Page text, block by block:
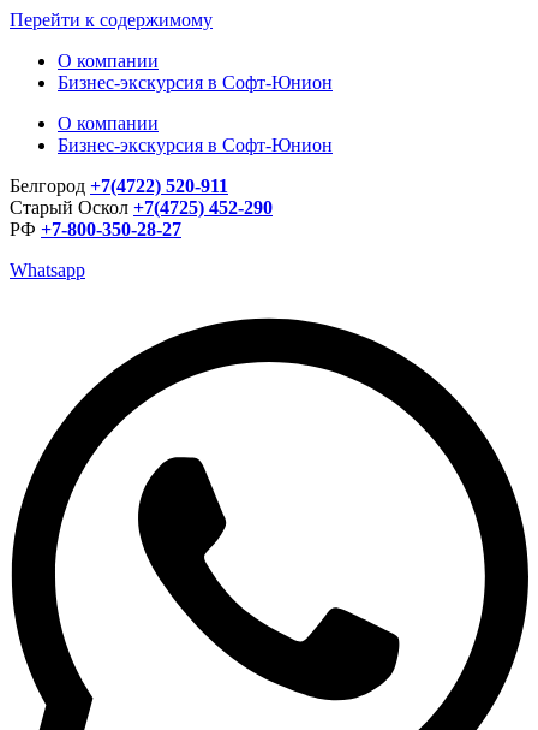
Перейти к содержимому
О компании
Бизнес-экскурсия в Софт-Юнион
О компании
Бизнес-экскурсия в Софт-Юнион
Белгород +7(4722) 520-911
Старый Оскол +7(4725) 452-290
РФ +7-800-350-28-27
Whatsapp